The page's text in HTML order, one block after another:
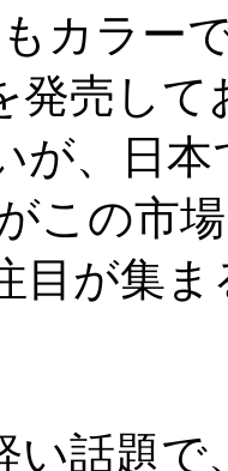
カラー
売して
が、日
この市
目が集
話題で